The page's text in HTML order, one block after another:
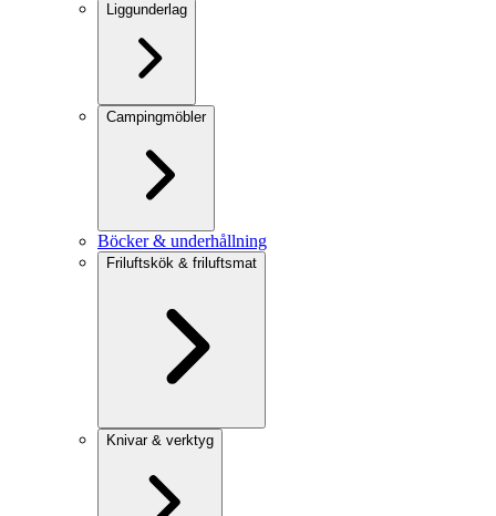
Liggunderlag
Campingmöbler
Böcker & underhållning
Friluftskök & friluftsmat
Knivar & verktyg